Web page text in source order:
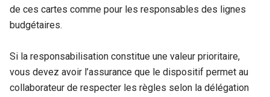
de ces cartes comme pour les responsables des lignes
budgétaires.
Si la responsabilisation constitue une valeur prioritaire,
vous devez avoir l’assurance que le dispositif permet au
collaborateur de respecter les règles selon la délégation